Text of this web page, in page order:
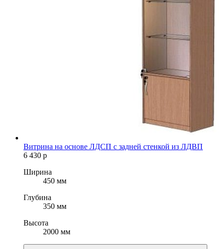
Витрина на основе ЛДСП с задней стенкой из ЛДВП
6 430 р
Ширина
450 мм
Глубина
350 мм
Высота
2000 мм